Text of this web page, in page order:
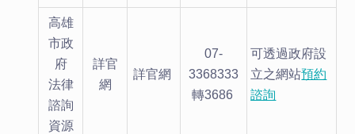
高雄
市政
府
法律
諮詢
資源
詳官
網
詳官網
07-
3368333
轉3686
可透過政府設
立之網站預約
諮詢